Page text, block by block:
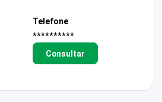
Telefone
**********
Consultar